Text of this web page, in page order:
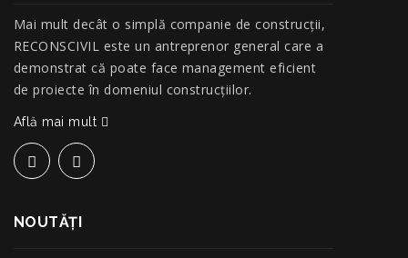
Mai mult decât o simplă companie de construcţii,
RECONSCIVIL este un antreprenor general care a
demonstrat că poate face management eficient
de proiecte în domeniul construcțiilor.
Află mai mult
NOUTĂŢI